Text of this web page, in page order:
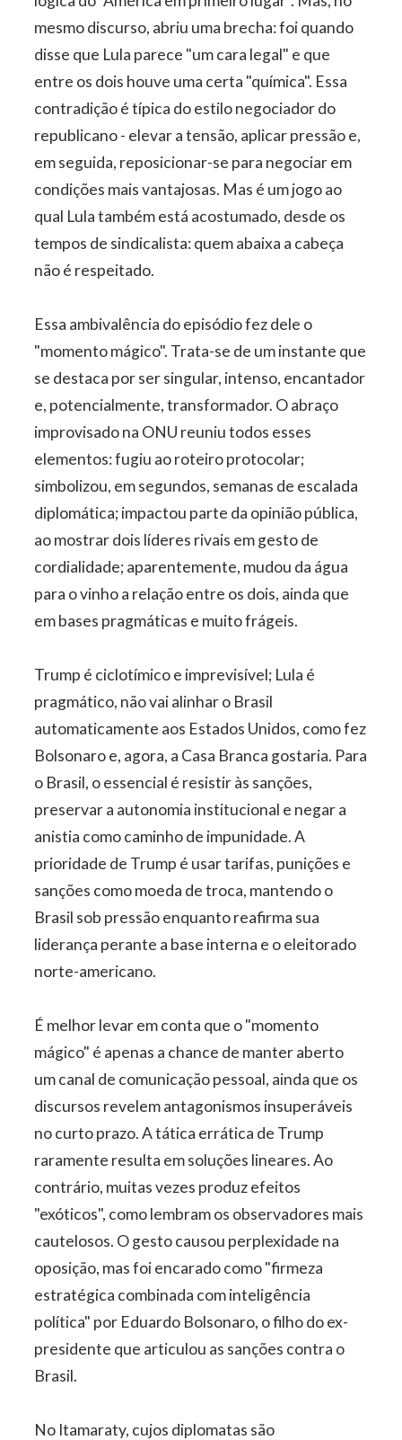
mesmo discurso, abriu uma brecha: foi quando
disse que Lula parece "um cara legal" e que
entre os dois houve uma certa "química". Essa
contradição é típica do estilo negociador do
republicano - elevar a tensão, aplicar pressão e,
em seguida, reposicionar-se para negociar em
condições mais vantajosas. Mas é um jogo ao
qual Lula também está acostumado, desde os
tempos de sindicalista: quem abaixa a cabeça
não é respeitado.
Essa ambivalência do episódio fez dele o
"momento mágico". Trata-se de um instante que
se destaca por ser singular, intenso, encantador
e, potencialmente, transformador. O abraço
improvisado na ONU reuniu todos esses
elementos: fugiu ao roteiro protocolar;
simbolizou, em segundos, semanas de escalada
diplomática; impactou parte da opinião pública,
ao mostrar dois líderes rivais em gesto de
cordialidade; aparentemente, mudou da água
para o vinho a relação entre os dois, ainda que
em bases pragmáticas e muito frágeis.
Trump é ciclotímico e imprevisível; Lula é
pragmático, não vai alinhar o Brasil
automaticamente aos Estados Unidos, como fez
Bolsonaro e, agora, a Casa Branca gostaria. Para
o Brasil, o essencial é resistir às sanções,
preservar a autonomia institucional e negar a
anistia como caminho de impunidade. A
prioridade de Trump é usar tarifas, punições e
sanções como moeda de troca, mantendo o
Brasil sob pressão enquanto reafirma sua
liderança perante a base interna e o eleitorado
norte-americano.
É melhor levar em conta que o "momento
mágico" é apenas a chance de manter aberto
um canal de comunicação pessoal, ainda que os
discursos revelem antagonismos insuperáveis
no curto prazo. A tática errática de Trump
raramente resulta em soluções lineares. Ao
contrário, muitas vezes produz efeitos
"exóticos", como lembram os observadores mais
cautelosos. O gesto causou perplexidade na
oposição, mas foi encarado como "firmeza
estratégica combinada com inteligência
política" por Eduardo Bolsonaro, o filho do ex-
presidente que articulou as sanções contra o
Brasil.
No Itamaraty, cujos diplomatas são